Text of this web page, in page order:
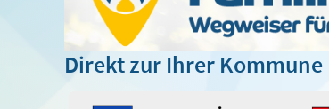
Direkt zur Ihrer Kommune